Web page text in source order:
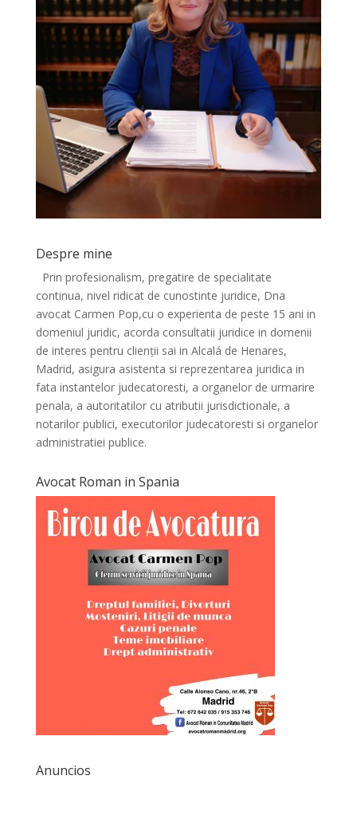
Despre mine
Prin profesionalism, pregatire de specialitate
continua, nivel ridicat de cunostinte juridice, Dna
avocat Carmen Pop,cu o experienta de peste 15 ani in
domeniul juridic, acorda consultatii juridice in domenii
de interes pentru clienții sai in Alcalá de Henares,
Madrid, asigura asistenta si reprezentarea juridica in
fata instantelor judecatoresti, a organelor de urmarire
penala, a autoritatilor cu atributii jurisdictionale, a
notarilor publici, executorilor judecatoresti si organelor
administratiei publice.
Avocat Roman in Spania
Anuncios